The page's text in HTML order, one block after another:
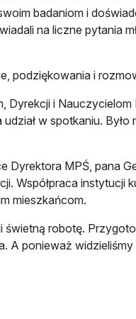
badaniom i
na liczne pytania
podziękowania i
Dyrekcji i
w spotkaniu.
Dyrektora MPŚ, pana
Współpraca instytucji
mieszkańcom.
robotę.
A ponieważ